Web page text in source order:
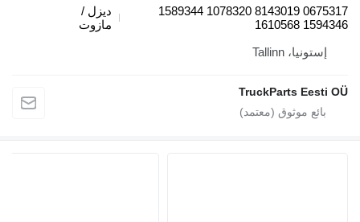
0675317 8143019 1078320 1589344
ديزل /
TruckParts